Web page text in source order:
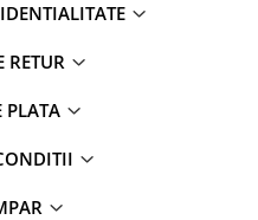
RETUR
PLATA